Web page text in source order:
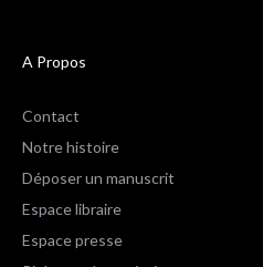
A Propos
Contact
Notre histoire
Déposer un manuscrit
Espace libraire
Espace presse